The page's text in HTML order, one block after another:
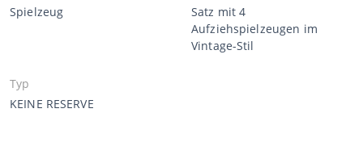
Spielzeug
Satz mit 4
Aufziehspielzeugen im
Vintage-Stil
Typ
KEINE RESERVE